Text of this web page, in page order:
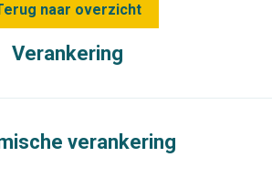
naar overzicht
Verankering
verankering